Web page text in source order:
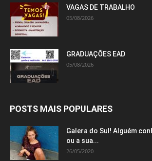
VAGAS DE TRABALHO
05/08/2026
GRADUAÇÕES EAD
05/08/2026
POSTS MAIS POPULARES
Galera do Sul! Alguém
ou a sua...
26/05/2020